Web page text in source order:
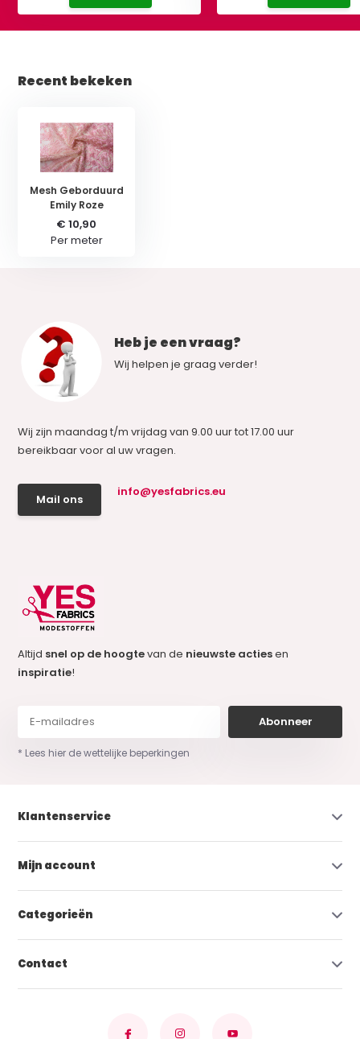
Recent bekeken
Mesh Geborduurd
Emily Roze
€ 10,90
Per meter
Heb je een vraag?
Wij helpen je graag verder!
Wij zijn maandag t/m vrijdag van 9.00 uur tot 17.00 uur
bereikbaar voor al uw vragen.
Mail ons
info@yesfabrics.eu
Altijd snel op de hoogtevan de nieuwste actiesen
inspiratie!
Abonneer
* Lees hier de wettelijke beperkingen
Klantenservice
Mijn account
Categorieën
Contact